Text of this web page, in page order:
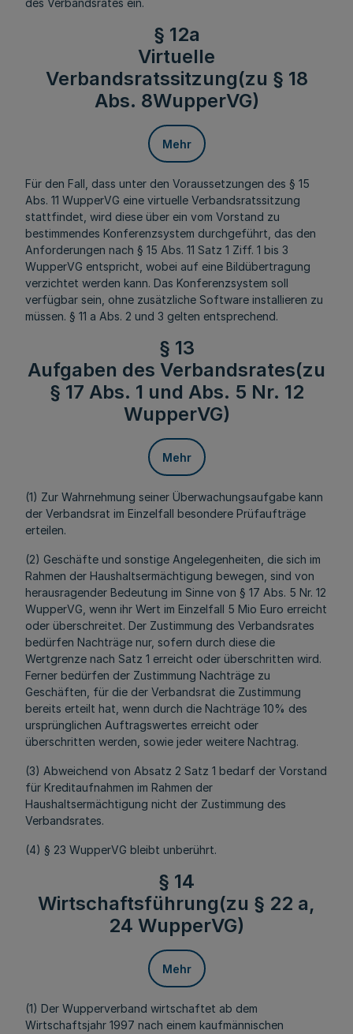
des Verbandsrates ein.
§ 12a
Virtuelle
Verbandsratssitzung(zu § 18
Abs. 8WupperVG)
Mehr
Für den Fall, dass unter den Voraussetzungen des § 15
Abs. 11 WupperVG eine virtuelle Verbandsratssitzung
stattfindet, wird diese über ein vom Vorstand zu
bestimmendes Konferenzsystem durchgeführt, das den
Anforderungen nach § 15 Abs. 11 Satz 1 Ziff. 1 bis 3
WupperVG entspricht, wobei auf eine Bildübertragung
verzichtet werden kann. Das Konferenzsystem soll
verfügbar sein, ohne zusätzliche Software installieren zu
müssen. § 11 a Abs. 2 und 3 gelten entsprechend.
§ 13
Aufgaben des Verbandsrates(zu
§ 17 Abs. 1 und Abs. 5 Nr. 12
WupperVG)
Mehr
(1) Zur Wahrnehmung seiner Überwachungsaufgabe kann
der Verbandsrat im Einzelfall besondere Prüfaufträge
erteilen.
(2) Geschäfte und sonstige Angelegenheiten, die sich im
Rahmen der Haushaltsermächtigung bewegen, sind von
herausragender Bedeutung im Sinne von § 17 Abs. 5 Nr. 12
WupperVG, wenn ihr Wert im Einzelfall 5 Mio Euro erreicht
oder überschreitet. Der Zustimmung des Verbandsrates
bedürfen Nachträge nur, sofern durch diese die
Wertgrenze nach Satz 1 erreicht oder überschritten wird.
Ferner bedürfen der Zustimmung Nachträge zu
Geschäften, für die der Verbandsrat die Zustimmung
bereits erteilt hat, wenn durch die Nachträge 10% des
ursprünglichen Auftragswertes erreicht oder
überschritten werden, sowie jeder weitere Nachtrag.
(3) Abweichend von Absatz 2 Satz 1 bedarf der Vorstand
für Kreditaufnahmen im Rahmen der
Haushaltsermächtigung nicht der Zustimmung des
Verbandsrates.
(4) § 23 WupperVG bleibt unberührt.
§ 14
Wirtschaftsführung(zu § 22 a,
24 WupperVG)
Mehr
(1) Der Wupperverband wirtschaftet ab dem
Wirtschaftsjahr 1997 nach einem kaufmännischen